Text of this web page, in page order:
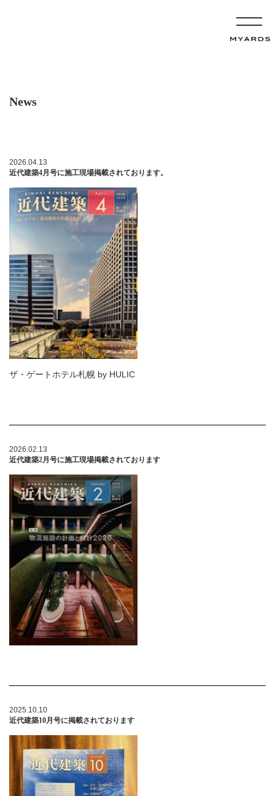
News
2026.04.13
近代建築4月号に施工現場掲載されております。
ザ・ゲートホテル札幌 by HULIC
2026.02.13
近代建築2月号に施工現場掲載されております
2025.10.10
近代建築10月号に掲載されております